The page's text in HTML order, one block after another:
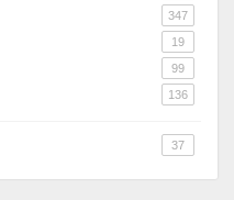
347
19
99
136
37